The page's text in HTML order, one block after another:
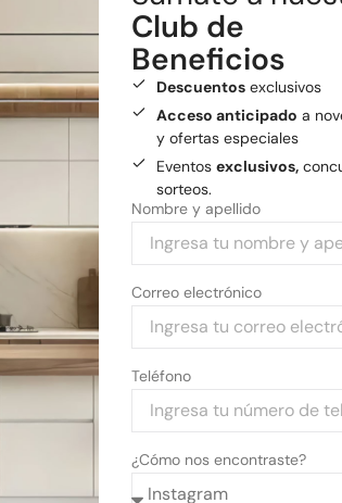
Medios de pago
Pagá tu compra con
Club de
Beneficios
Descuentosexclusivos
Acceso anticipado a
y ofertas especiales
Eventos exclusivos,
sorteos.
Nombre y apellido
Correo electrónico
Teléfono
¿Cómo nos encontraste?